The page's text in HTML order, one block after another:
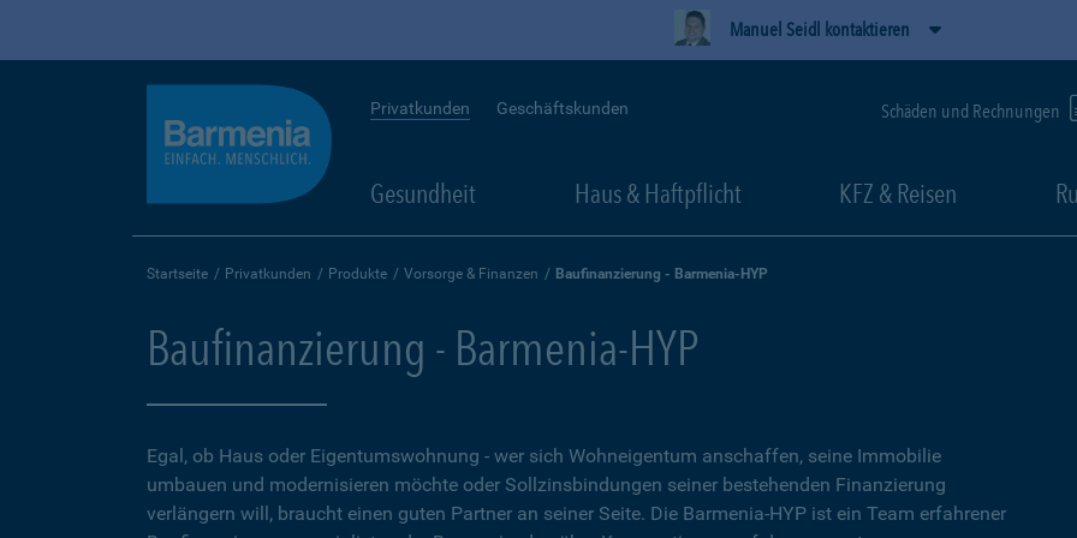
Manuel Seidl kontaktieren
Privatkunden Geschäftskunden Schäden und Rechnungen
Gesundheit Haus & Haftpflicht KFZ & Reisen
Startseite Privatkunden Produkte Vorsorge & Finanzen Baufinanzierung - Barmenia-HYP
Baufinanzierung - Barmenia-HYP
Egal, ob Haus oder Eigentumswohnung - wer sich Wohneigentum anschaffen, seine Immobilie
umbauen und modernisieren möchte oder Sollzinsbindungen seiner bestehenden Finanzierung
verlängern will, braucht einen guten Partner an seiner Seite. Die Barmenia-HYP ist ein Team erfahrener